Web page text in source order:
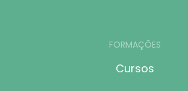
FORMAÇÕES
Cursos